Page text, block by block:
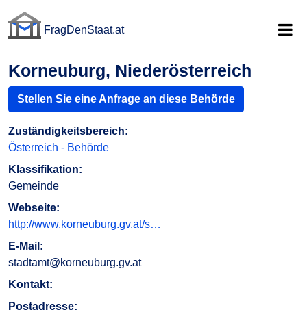
FragDenStaat.at
Korneuburg, Niederösterreich
Stellen Sie eine Anfrage an diese Behörde
Zuständigkeitsbereich:
Österreich - Behörde
Klassifikation:
Gemeinde
Webseite:
http://www.korneuburg.gv.at/s…
E-Mail:
stadtamt@korneuburg.gv.at
Kontakt:
Postadresse: